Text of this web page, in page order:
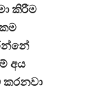
කිරීම
අය
කරනවා